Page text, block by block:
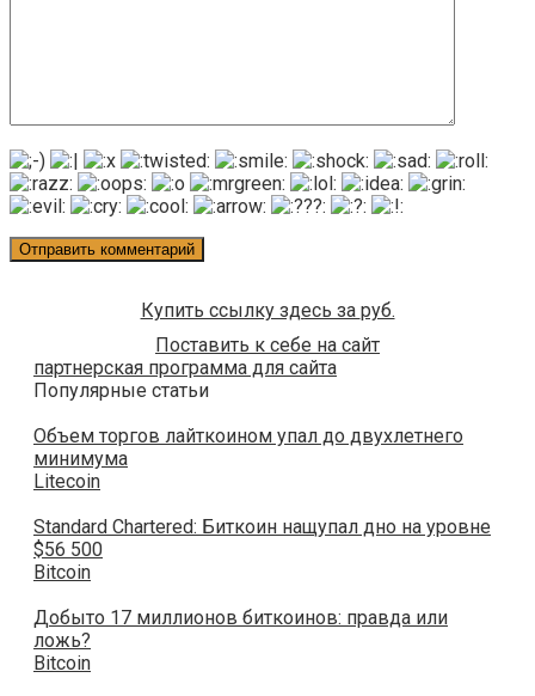
Купить ссылку здесь за руб.
Поставить к себе на сайт
партнерская программа для сайта
Популярные статьи
Объем торгов лайткоином упал до двухлетнего
минимума
Litecoin
Standard Chartered: Биткоин нащупал дно на уровне
$56 500
Bitcoin
Добыто 17 миллионов биткоинов: правда или
ложь?
Bitcoin